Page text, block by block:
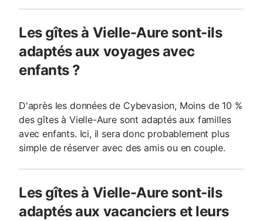
Les gîtes à Vielle-Aure sont-ils
adaptés aux voyages avec
enfants ?
D'après les données de Cybevasion, Moins de 10 %
des gîtes à Vielle-Aure sont adaptés aux familles
avec enfants. Ici, il sera donc probablement plus
simple de réserver avec des amis ou en couple.
Les gîtes à Vielle-Aure sont-ils
adaptés aux vacanciers et leurs